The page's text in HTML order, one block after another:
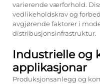
varierende værforhold.
vedlikeholdskrav og
avgjørende faktorer i
distribusjonsinfrastruktur.
Industrielle og
applikasjonar
Produksjonsanlegg og